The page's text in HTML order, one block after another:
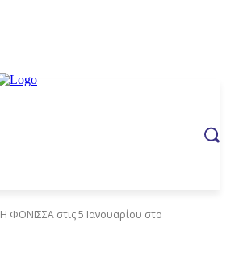
Η ΦΟΝΙΣΣΑ στις 5 Ιανουαρίου στο